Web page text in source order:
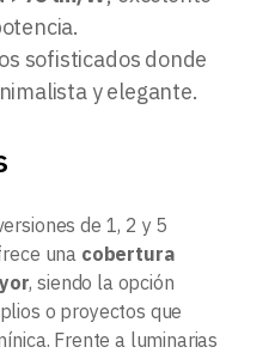
sofisticados donde
y elegante.
de 1, 2 y 5
una cobertura
, siendo la opción
o proyectos que
Frente a luminarias